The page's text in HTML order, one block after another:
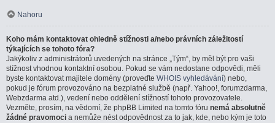
Nahoru
Koho mám kontaktovat ohledně stížnosti a/nebo právních záležitostí
týkajících se tohoto fóra?
Jakýkoliv z administrátorů uvedených na stránce „Tým“, by měl být pro vaši
stížnost vhodnou kontaktní osobou. Pokud se vám nedostane odpovědi, měli
byste kontaktovat majitele domény (proveďte WHOIS vyhledávání) nebo,
pokud je fórum provozováno na bezplatné službě (např. Yahoo!, forumzdarma,
Webzdarma atd.), vedení nebo oddělení stížností tohoto provozovatele.
Vezměte, prosím, na vědomí, že phpBB Limited na tomto fóru nemá absolutně
žádné pravomoci a nemůže nést odpovědnost za to jak, kde, nebo kým je toto